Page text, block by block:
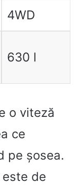
4WD
630 l
o viteză
ce
pe șosea.
de